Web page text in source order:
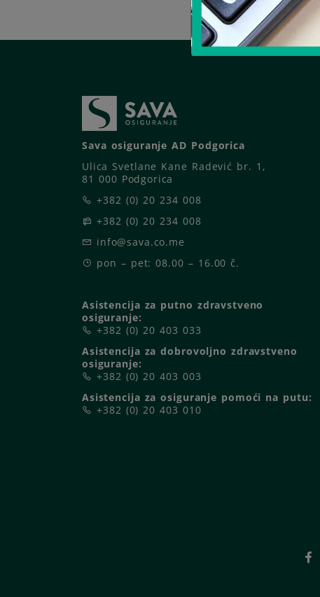
Sava osiguranje AD Podgorica
Ulica Svetlane Kane Radević br. 1,
81 000 Podgorica
+382 (0) 20 234 008
+382 (0) 20 234 008
info@sava.co.me
pon – pet: 08.00 – 16.00 č.
Asistencija za putno zdravstveno
osiguranje:
+382 (0) 20 403 033
Asistencija za dobrovoljno zdravstveno
osiguranje:
+382 (0) 20 403 003
Asistencija za osiguranje pomoći na putu:
+382 (0) 20 403 010